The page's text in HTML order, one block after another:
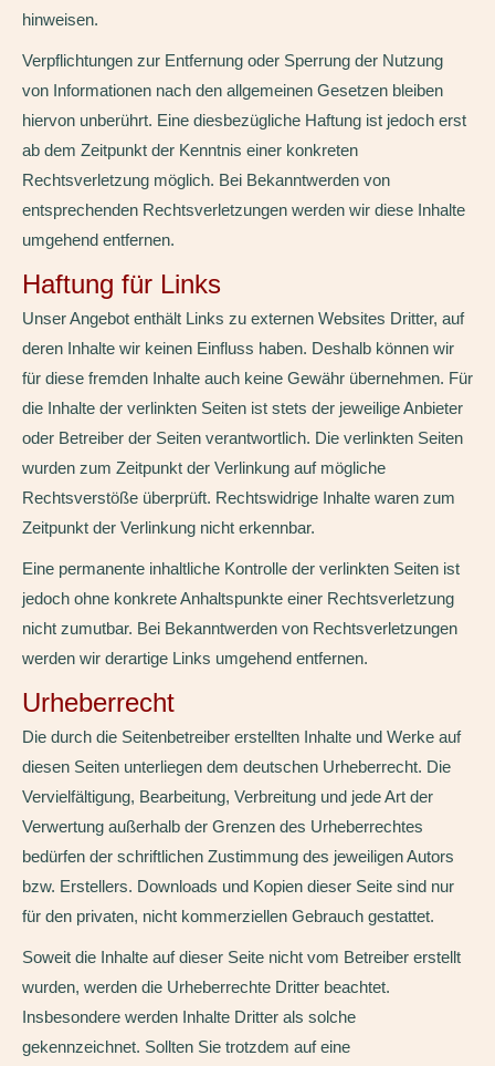
hinweisen.
Verpflichtungen zur Entfernung oder Sperrung der Nutzung
von Informationen nach den allgemeinen Gesetzen bleiben
hiervon unberührt. Eine diesbezügliche Haftung ist jedoch erst
ab dem Zeitpunkt der Kenntnis einer konkreten
Rechtsverletzung möglich. Bei Bekanntwerden von
entsprechenden Rechtsverletzungen werden wir diese Inhalte
umgehend entfernen.
Haftung für Links
Unser Angebot enthält Links zu externen Websites Dritter, auf
deren Inhalte wir keinen Einfluss haben. Deshalb können wir
für diese fremden Inhalte auch keine Gewähr übernehmen. Für
die Inhalte der verlinkten Seiten ist stets der jeweilige Anbieter
oder Betreiber der Seiten verantwortlich. Die verlinkten Seiten
wurden zum Zeitpunkt der Verlinkung auf mögliche
Rechtsverstöße überprüft. Rechtswidrige Inhalte waren zum
Zeitpunkt der Verlinkung nicht erkennbar.
Eine permanente inhaltliche Kontrolle der verlinkten Seiten ist
jedoch ohne konkrete Anhaltspunkte einer Rechtsverletzung
nicht zumutbar. Bei Bekanntwerden von Rechtsverletzungen
werden wir derartige Links umgehend entfernen.
Urheberrecht
Die durch die Seitenbetreiber erstellten Inhalte und Werke auf
diesen Seiten unterliegen dem deutschen Urheberrecht. Die
Vervielfältigung, Bearbeitung, Verbreitung und jede Art der
Verwertung außerhalb der Grenzen des Urheberrechtes
bedürfen der schriftlichen Zustimmung des jeweiligen Autors
bzw. Erstellers. Downloads und Kopien dieser Seite sind nur
für den privaten, nicht kommerziellen Gebrauch gestattet.
Soweit die Inhalte auf dieser Seite nicht vom Betreiber erstellt
wurden, werden die Urheberrechte Dritter beachtet.
Insbesondere werden Inhalte Dritter als solche
gekennzeichnet. Sollten Sie trotzdem auf eine